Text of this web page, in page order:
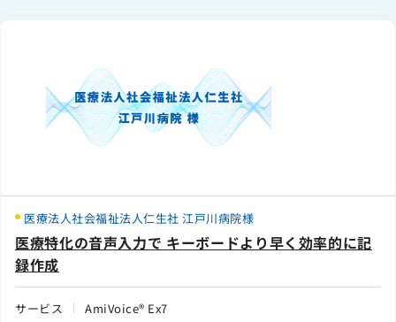
医療法人社会福祉法人仁生社 江戸川病院様
医療特化の音声入力で キーボードより早く効率的に記
録作成
サービス
AmiVoice® Ex7